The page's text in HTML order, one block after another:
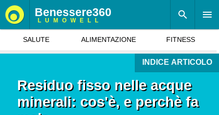
Residuo fisso nelle acque
minerali: cos'è, e perchè fa
INDICE ARTICOLO
Benessere360
LUMOWELL
SALUTE ALIMENTAZIONE FITNESS